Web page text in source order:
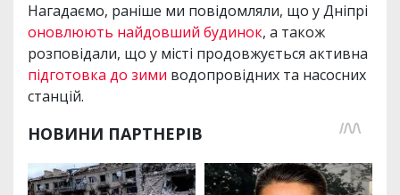
Нагадаємо, раніше ми повідомляли, що у Дніпрі
оновлюють найдовший будинок, а також
розповідали, що у місті продовжується активна
підготовка до зими водопровідних та насосних
станцій.